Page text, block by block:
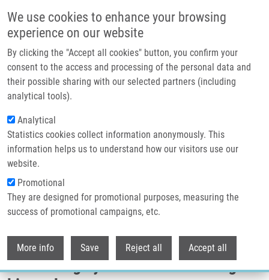
We use cookies to enhance your browsing
experience on our website
By clicking the "Accept all cookies" button, you confirm your
consent to the access and processing of the personal data and
their possible sharing with our selected partners (including
analytical tools).
Analytical
Statistics cookies collect information anonymously. This
information helps us to understand how our visitors use our
website.
Promotional
They are designed for promotional purposes, measuring the
success of promotional campaigns, etc.
More info Save Reject all Accept all
Header image
Drobečková navigace
Domů
Castration-resistant Prostate Cancer Monitoring By Cell-free Circulating
Biomarkers
Castration-resistant prostate cancer
monitoring by cell-free circulating